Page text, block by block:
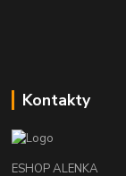
Kontakty
ESHOP ALENKA